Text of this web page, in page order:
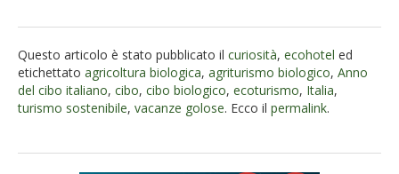
Questo articolo è stato pubblicato il curiosità, ecohotel ed
etichettato agricoltura biologica, agriturismo biologico, Anno
del cibo italiano, cibo, cibo biologico, ecoturismo, Italia,
turismo sostenibile, vacanze golose. Ecco il permalink.